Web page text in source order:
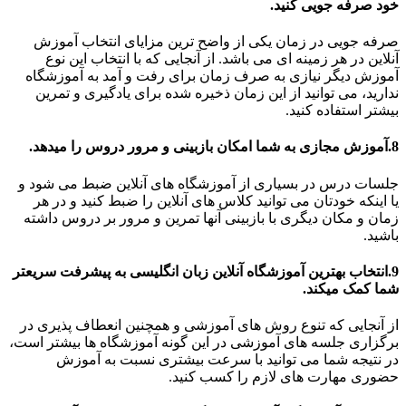
خود صرفه جویی کنید.
صرفه جویی در زمان یکی از واضح ترین مزایای انتخاب آموزش
آنلاین در هر زمینه ای می باشد. از آنجایی که با انتخاب این نوع
آموزش دیگر نیازی به صرف زمان برای رفت و آمد به آموزشگاه
ندارید، می توانید از این زمان ذخیره شده برای یادگیری و تمرین
بیشتر استفاده کنید.
8.آموزش مجازی به شما امکان بازبینی و مرور دروس را میدهد.
جلسات درس در بسیاری از آموزشگاه های آنلاین ضبط می شود و
یا اینکه خودتان می توانید کلاس های آنلاین را ضبط کنید و در هر
زمان و مکان دیگری با بازبینی آنها تمرین و مرور بر دروس داشته
باشید.
9.انتخاب بهترین آموزشگاه آنلاین زبان انگلیسی به پیشرفت سریعتر
شما کمک میکند.
از آنجایی که تنوع روش های آموزشی و همچنین انعطاف پذیری در
برگزاری جلسه های آموزشی در این گونه آموزشگاه ها بیشتر است،
در نتیجه شما می توانید با سرعت بیشتری نسبت به آموزش
حضوری مهارت های لازم را کسب کنید.